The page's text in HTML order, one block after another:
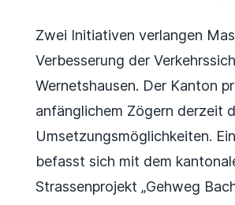
Zwei Initiativen verlangen
Verbesserung der
Wernetshausen. Der Kanton
anfänglichem Zögern derzeit
Umsetzungsmöglichkeiten.
befasst sich mit dem
Strassenprojekt „Gehweg